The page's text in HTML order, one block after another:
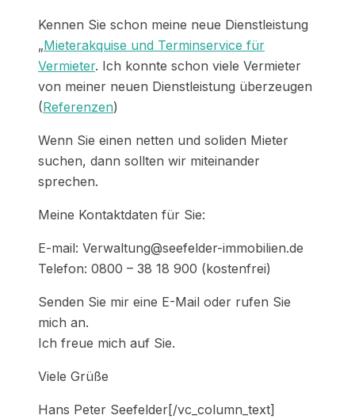
Kennen Sie schon meine neue Dienstleistung
„Mieterakquise und Terminservice für
Vermieter. Ich konnte schon viele Vermieter
von meiner neuen Dienstleistung überzeugen
(Referenzen)
Wenn Sie einen netten und soliden Mieter
suchen, dann sollten wir miteinander
sprechen.
Meine Kontaktdaten für Sie:
E-mail: Verwaltung@seefelder-immobilien.de
Telefon: 0800 – 38 18 900 (kostenfrei)
Senden Sie mir eine E-Mail oder rufen Sie
mich an.
Ich freue mich auf Sie.
Viele Grüße
Hans Peter Seefelder[/vc_column_text]